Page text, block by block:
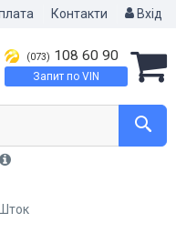
Контакти Вхід
(073) 108 60 90
Запит по VIN
Шток